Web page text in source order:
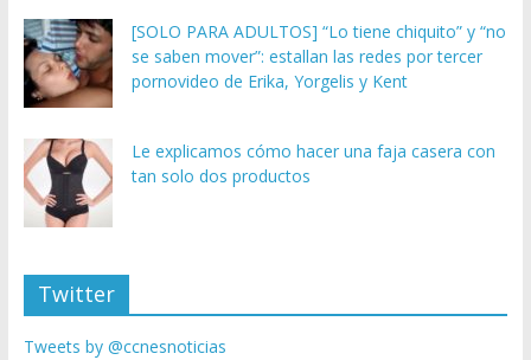
[SOLO PARA ADULTOS] “Lo tiene chiquito” y “no
se saben mover”: estallan las redes por tercer
pornovideo de Erika, Yorgelis y Kent
Le explicamos cómo hacer una faja casera con
tan solo dos productos
Twitter
Tweets by @ccnesnoticias